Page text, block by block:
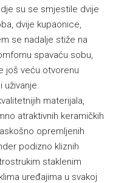
su se smjestile dvije
dvije kupaonice,
se nadalje stiže na
spavaću sobu,
još veću otvorenu
uživanje.
materijala,
atraktivnih keramičkih
opremljenih
podizno kliznih
staklenim
uređajima u svakoj